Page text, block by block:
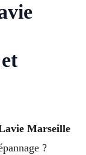
Marseille
?